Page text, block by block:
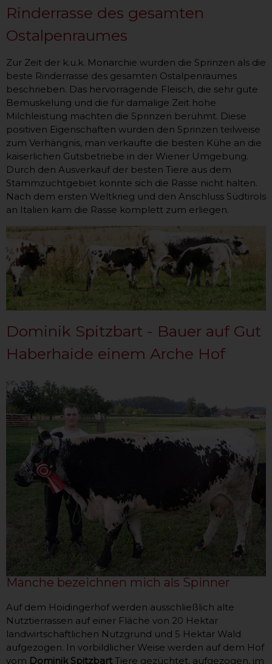
Rinderrasse des gesamten
Ostalpenraumes
Zur Zeit der k.u.k. Monarchie wurden die Sprinzen als die
beste Rinderrasse des gesamten Ostalpenraumes
beschrieben. Das hervorragende Fleisch, die sehr gute
Bemuskelung und die für damalige Zeit hohe
Milchleistung machten die Sprinzen berühmt. Diese
positiven Eigenschaften wurden den Sprinzen teilweise
zum Verhängnis, man verkaufte die besten Kühe an die
kaiserlichen Gutsbetriebe in der Wiener Umgebung.
Durch den Ausverkauf der besten Tiere aus dem
Stammzuchtgebiet konnte sich die Rasse nicht halten.
Nach dem ersten Weltkrieg und den Anschluss Südtirols
an Italien kam die Rasse komplett zum erliegen.
Dominik Spitzbart - Bauer auf Gut
Haberhaide einem Arche Hof
Manche bezeichnen mich als Spinner
Auf dem Hoidingerhof werden ausschließlich alte
Nutztierrassen auf einer Fläche von 20 Hektar
landwirtschaftlichen Nutzgrund und 5 Hektar Wald
aufgezogen. In vorbildlicher Weise werden auf dem Hof
vom Dominik Spitzbart Tiere gezüchtet, aufgezogen, im